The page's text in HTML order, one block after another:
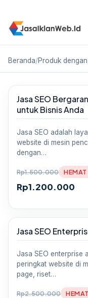
Beranda/Produk
Sale
Jasa SEO
untuk Bisnis Anda
Jasa SEO adalah
website di mesin
dengan…
Rp1.500.000
Rp1.200.000
Sale
Jasa SEO
Jasa SEO enterprise
peringkat website di
page, riset…
Rp2.500.000